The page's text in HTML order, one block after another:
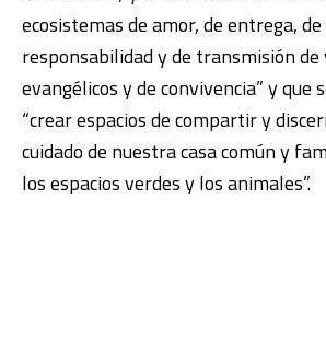
ecosistemas de amor, de entrega, de
responsabilidad y de transmisión de
evangélicos y de convivencia” y que
“crear espacios de compartir y
cuidado de nuestra casa común y
los espacios verdes y los animales”.